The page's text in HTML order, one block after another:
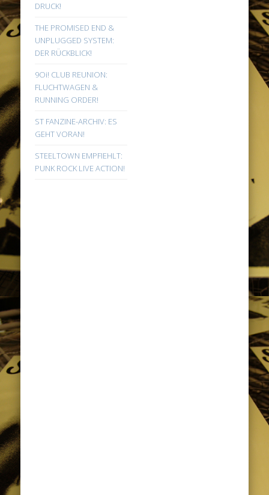
DRUCK!
THE PROMISED END &
UNPLUGGED SYSTEM:
DER RÜCKBLICK!
9Oi! CLUB REUNION:
FLUCHTWAGEN &
RUNNING ORDER!
ST FANZINE-ARCHIV: ES
GEHT VORAN!
STEELTOWN EMPFIEHLT:
PUNK ROCK LIVE ACTION!